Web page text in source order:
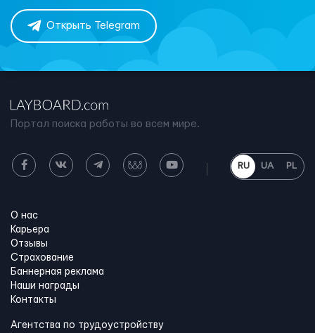
Открыть Telegram
Портал поиска работы во всем мире.
RU UA PL
О нас
Карьера
Отзывы
Страхование
Баннерная реклама
Наши награды
Контакты
Агентства по трудоустройству